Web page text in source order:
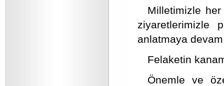
Milletimizle
ziyaretlerimizle
anlatmaya
Felaketin
Önemle ve